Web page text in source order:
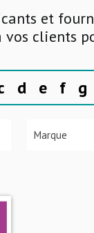
et
clients
d e f g